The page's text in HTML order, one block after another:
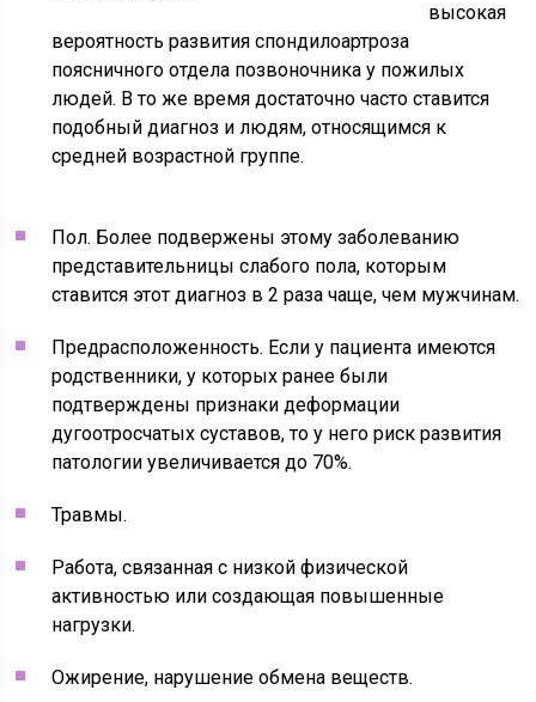
высокая
вероятность развития спондилоартроза
поясничного отдела позвоночника у пожилых
людей. В то же время достаточно часто ставится
подобный диагноз и людям, относящимся к
средней возрастной группе.
Пол. Более подвержены этому заболеванию
представительницы слабого пола, которым
ставится этот диагноз в 2 раза чаще, чем мужчинам.
Предрасположенность. Если у пациента имеются
родственники, у которых ранее были
подтверждены признаки деформации
дугоотросчатых суставов, то у него риск развития
патологии увеличивается до 70%.
Травмы.
Работа, связанная с низкой физической
активностью или создающая повышенные
нагрузки.
Ожирение, нарушение обмена веществ.